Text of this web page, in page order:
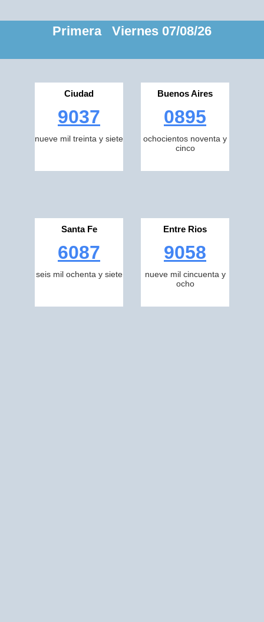
Primera Viernes 07/08/26
Ciudad
9037
nueve mil treinta y siete
Buenos Aires
0895
ochocientos noventa y
cinco
Santa Fe
6087
seis mil ochenta y siete
Entre Rios
9058
nueve mil cincuenta y
ocho